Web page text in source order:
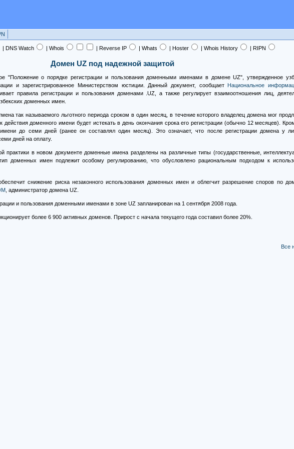
| DNS Watch | Whois | Reverse IP | Whats | Hoster | Whois History | RIPN
Домен UZ под надежной защитой
"Положение о порядке регистрации и пользования доменными именами в домене UZ", утвержденное
и зарегистрированное Министерством юстиции. Данный документ, сообщает Национальное
правила регистрации и пользования доменами .UZ, а также регулирует взаимоотношения лиц,
доменных имен.
так называемого льготного периода сроком в один месяц, в течение которого владелец домена мог
доменного имени будет истекать в день окончания срока его регистрации (обычно 12 месяцев).
до семи дней (ранее он составлял один месяц). Это означает, что после регистрации домена у
дней на оплату.
практики в новом документе доменные имена разделены на различные типы (государственные,
доменных имен подлежит особому регулированию, что обусловлено рациональным подходом к
снижение риска незаконного использования доменных имен и облегчит разрешение споров по
, администратор домена UZ.
и пользования доменными именами в зоне UZ запланирован на 1 сентября 2008 года.
более 6 900 активных доменов. Прирост с начала текущего года составил более 20%.
Все